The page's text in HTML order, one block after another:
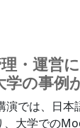
・運営
学の事例
では、日本
、大学での